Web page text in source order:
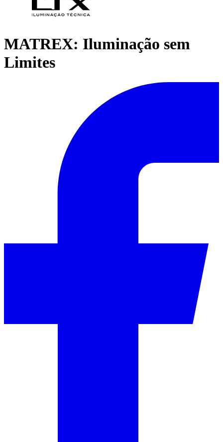
MATREX: Iluminação sem
Limites